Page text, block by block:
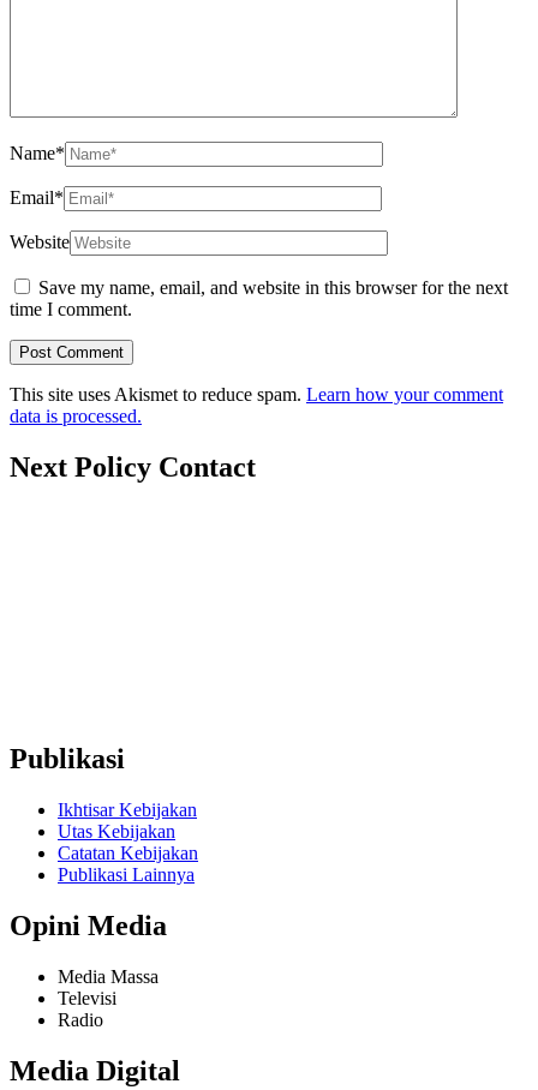
Name*
Email*
Website
Save my name, email, and website in this browser for the next
time I comment.
This site uses Akismet to reduce spam. Learn how your comment
data is processed.
Next Policy Contact
Publikasi
Ikhtisar Kebijakan
Utas Kebijakan
Catatan Kebijakan
Publikasi Lainnya
Opini Media
Media Massa
Televisi
Radio
Media Digital